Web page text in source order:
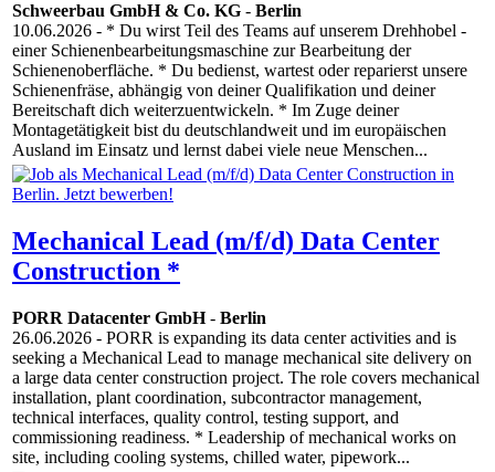
Schweerbau GmbH & Co. KG - Berlin
10.06.2026 - * Du wirst Teil des Teams auf unserem Drehhobel -
einer Schienenbearbeitungsmaschine zur Bearbeitung der
Schienenoberfläche. * Du bedienst, wartest oder reparierst unsere
Schienenfräse, abhängig von deiner Qualifikation und deiner
Bereitschaft dich weiterzuentwickeln. * Im Zuge deiner
Montagetätigkeit bist du deutschlandweit und im europäischen
Ausland im Einsatz und lernst dabei viele neue Menschen...
Mechanical Lead (m/f/d) Data Center
Construction *
PORR Datacenter GmbH- Berlin
26.06.2026 - PORR is expanding its data center activities and is
seeking a Mechanical Lead to manage mechanical site delivery on
a large data center construction project. The role covers mechanical
installation, plant coordination, subcontractor management,
technical interfaces, quality control, testing support, and
commissioning readiness. * Leadership of mechanical works on
site, including cooling systems, chilled water, pipework...